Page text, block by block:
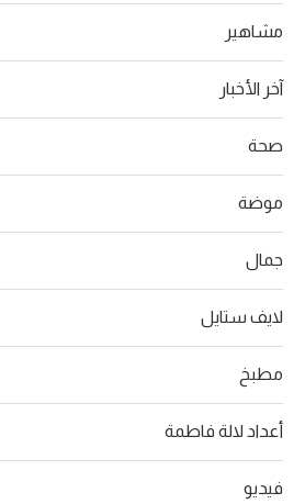
مشاهير
آخر الأخبار
صحة
موضة
جمال
لايف ستايل
مطبخ
أعداد لالة فاطمة
فيديو